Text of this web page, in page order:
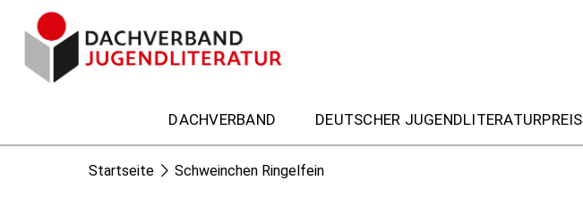
DACHVERBAND DEUTSCHER JUGENDLITERATURPREIS
Startseite Schweinchen Ringelfein